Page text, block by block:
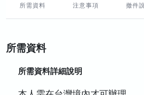
所需資料 注意事項 撤件
所需資料
所需資料詳細說明